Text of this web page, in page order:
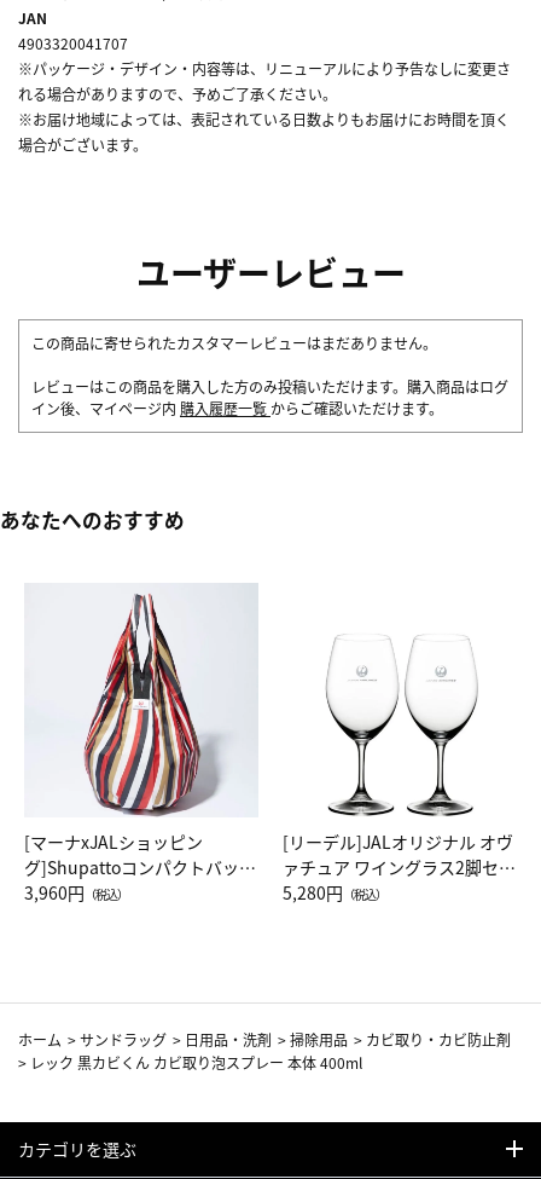
JAN
4903320041707
※パッケージ・デザイン・内容等は、リニューアルにより予告なしに変更さ
れる場合がありますので、予めご了承ください。
※お届け地域によっては、表記されている日数よりもお届けにお時間を頂く
場合がございます。
ユーザーレビュー
この商品に寄せられたカスタマーレビューはまだありません。
レビューはこの商品を購入した方のみ投稿いただけます。購入商品はログ
イン後、マイページ内 購入履歴一覧 からご確認いただけます。
あなたへのおすすめ
[マーナxJALショッピン
グ]Shupattoコンパクトバッグ
Drop JAL客室乗務員（LC）ス
3,960円 （税込）
[リーデル]JALオリジナル オヴ
ァチュア ワイングラス2脚セッ
ト（レッドワイン）
5,280円 （税込）
ホーム >サンドラッグ > 日用品・洗剤 >掃除用品 > カビ取り・カビ防止剤
> レック 黒カビくん カビ取り泡スプレー 本体 400ml
カテゴリを選ぶ